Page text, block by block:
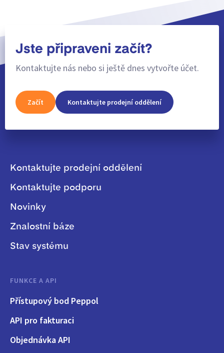
Jste připraveni začít?
Kontaktujte nás nebo si ještě dnes vytvořte účet.
Začít Kontaktujte prodejní oddělení
Kontaktujte prodejní oddělení
Kontaktujte podporu
Novinky
Znalostní báze
Stav systému
FUNKCE A API
Přístupový bod Peppol
API pro fakturaci
Objednávka API